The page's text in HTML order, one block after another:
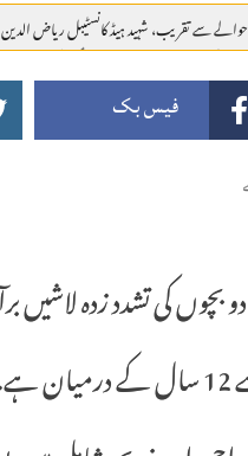
سے تقریب، شہید ہیڈ کانسٹیبل ریاض
ترکی کا تاریخی دفاعی اتحاد قائم گھبرا
مشترکہ دفاعی معاہدہ مکہ مکرمہ میں ولی
والوں کا احتساب کریں، عظمیٰ بخاری
فیس بک
بچوں کی تشدد زدہ لاشیں